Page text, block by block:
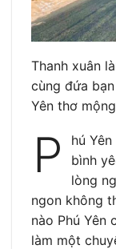
Thanh xuân
cùng đứa
Yên thơ mộng
P
hú
bình
lòng
ngon không
nào Phú Yên
làm một